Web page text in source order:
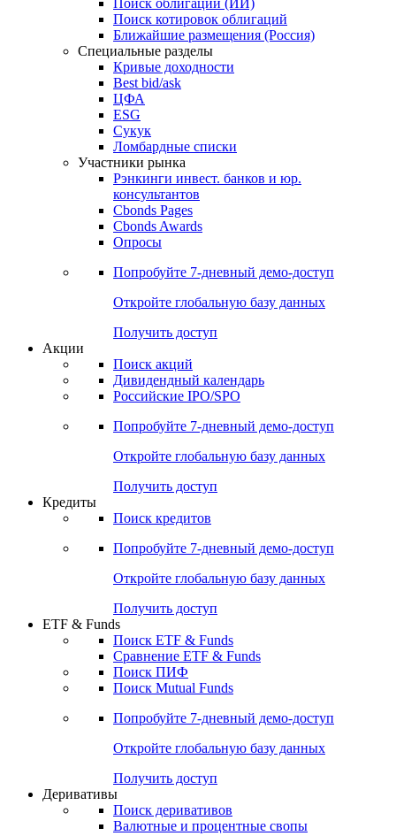
Облигации
Поиски
Поиск облигаций & Карты рынка
Поиск облигаций (ИИ)
Поиск котировок облигаций
Ближайшие размещения (Россия)
Специальные разделы
Кривые доходности
Best bid/ask
ЦФА
ESG
Сукук
Ломбардные списки
Участники рынка
Рэнкинги инвест. банков и юр.
Cbonds Pages
Опросы
Попробуйте7-дневный
Откройте глобальную базу данных
Получить доступ
Поиск акций
Российские IPO/SPO
Попробуйте7-дневный
Откройте глобальную базу данных
Получить доступ
Поиск кредитов
Попробуйте7-дневный
Откройте глобальную базу данных
Получить доступ
ETF & Funds
Сравнение ETF & Funds
Поиск Mutual Funds
Попробуйте7-дневный
Откройте глобальную базу данных